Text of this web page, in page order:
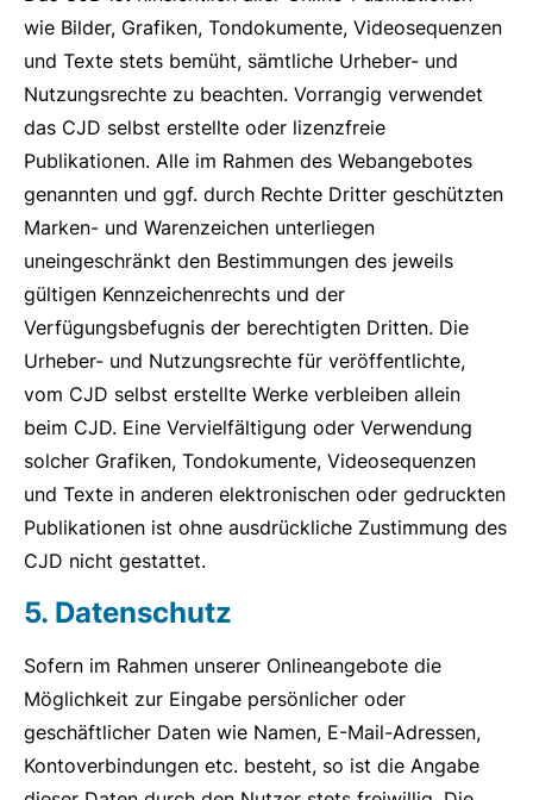
wie Bilder, Grafiken, Tondokumente, Videosequenzen
und Texte stets bemüht, sämtliche Urheber- und
Nutzungsrechte zu beachten. Vorrangig verwendet
das CJD selbst erstellte oder lizenzfreie
Publikationen. Alle im Rahmen des Webangebotes
genannten und ggf. durch Rechte Dritter geschützten
Marken- und Warenzeichen unterliegen
uneingeschränkt den Bestimmungen des jeweils
gültigen Kennzeichenrechts und der
Verfügungsbefugnis der berechtigten Dritten. Die
Urheber- und Nutzungsrechte für veröffentlichte,
vom CJD selbst erstellte Werke verbleiben allein
beim CJD. Eine Vervielfältigung oder Verwendung
solcher Grafiken, Tondokumente, Videosequenzen
und Texte in anderen elektronischen oder gedruckten
Publikationen ist ohne ausdrückliche Zustimmung des
CJD nicht gestattet.
5. Datenschutz
Sofern im Rahmen unserer Onlineangebote die
Möglichkeit zur Eingabe persönlicher oder
geschäftlicher Daten wie Namen, E-Mail-Adressen,
Kontoverbindungen etc. besteht, so ist die Angabe